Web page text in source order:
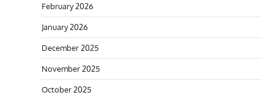
February 2026
January 2026
December 2025
November 2025
October 2025